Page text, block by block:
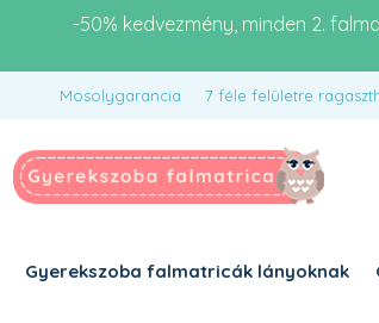
-50% kedvezmény, minden 2.
Mosolygarancia 7 féle felületre
Gyerekszoba falmatricák lányoknak